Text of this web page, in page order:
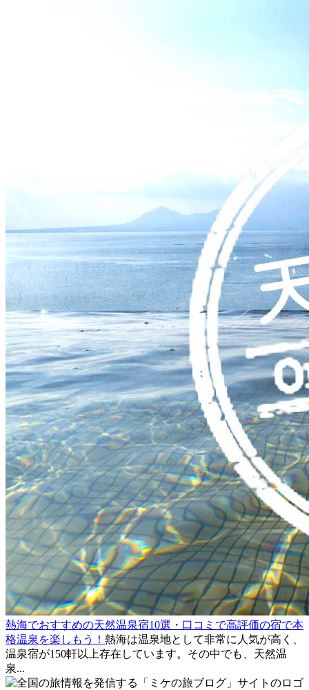
熱海でおすすめの天然温泉宿10選・口コミで高評価の宿で本
格温泉を楽しもう！ 熱海は温泉地として非常に人気が高く、
温泉宿が150軒以上存在しています。その中でも、天然温
泉...